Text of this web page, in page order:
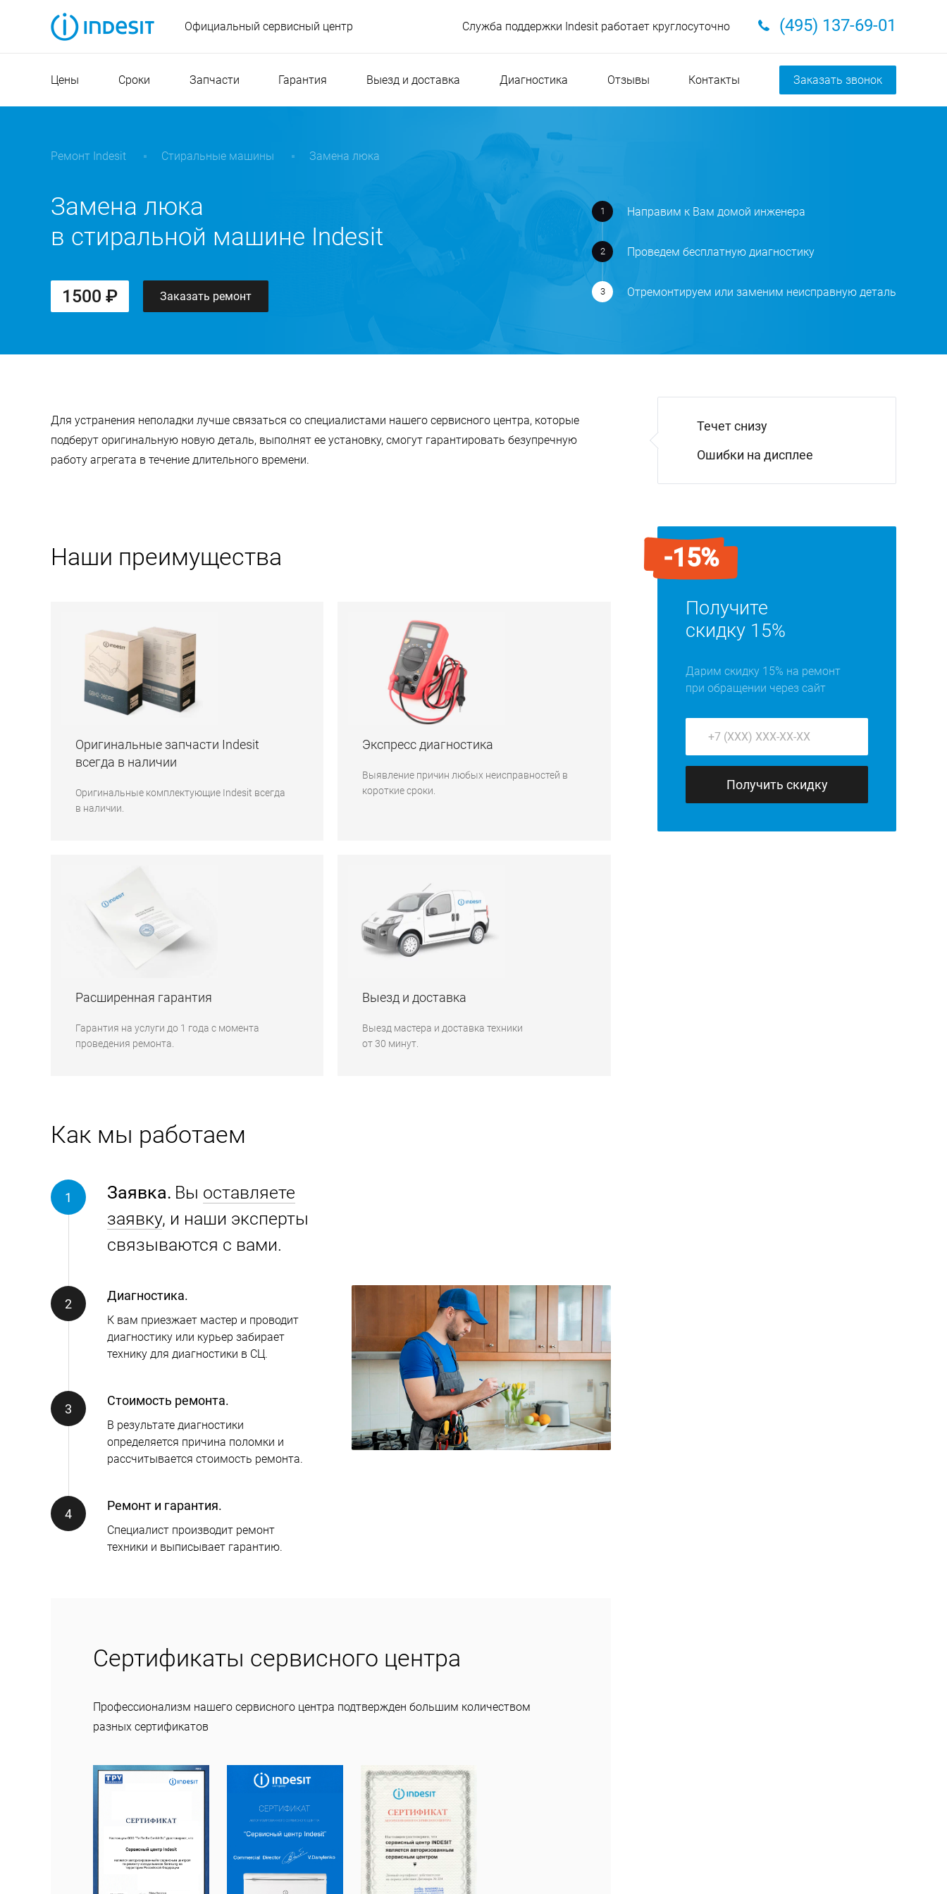
Официальный сервисный центр Служба поддержки Indesit работает круглосуточно (495) 137-69-01
Цены Сроки Запчасти Гарантия Выезд и доставка Диагностика Отзывы Контакты Заказать звонок
Ремонт Indesit Стиральные машины Замена люка
Замена люка
в стиральной машине Indesit
1500 ₽ Заказать ремонт
Направим к Вам домой инженера
Проведем бесплатную диагностику
Отремонтируем или заменим неисправную деталь
Для устранения неполадки лучше связаться со специалистами нашего сервисного центра, которые
подберут оригинальную новую деталь, выполнят ее установку, смогут гарантировать безупречную
работу агрегата в течение длительного времени.
Течет снизу
Ошибки на дисплее
Наши преимущества
Оригинальные запчасти Indesit
всегда в наличии
Оригинальные комплектующие Indesit всегда
в наличии.
Экспресс диагностика
Выявление причин любых неисправностей в
короткие сроки.
Расширенная гарантия
Гарантия на услуги до 1 года с момента
проведения ремонта.
Выезд и доставка
Выезд мастера и доставка техники
от 30 минут.
Как мы работаем
Заявка. Вы оставляете
заявку, и наши эксперты
связываются с вами.
Диагностика.
К вам приезжает мастер и проводит
диагностику или курьер забирает
технику для диагностики в СЦ.
Стоимость ремонта.
В результате диагностики
определяется причина поломки и
рассчитывается стоимость ремонта.
Ремонт и гарантия.
Специалист производит ремонт
техники и выписывает гарантию.
Сертификаты сервисного центра
Профессионализм нашего сервисного центра подтвержден большим количеством
разных сертификатов
-15%
Получите
скидку 15%
Дарим скидку 15% на ремонт
при обращении через сайт
Получить скидку